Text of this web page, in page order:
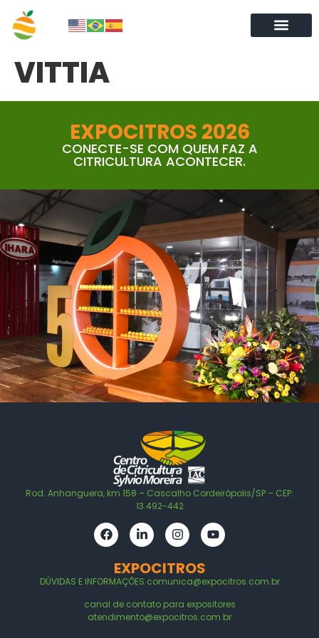
VITTIA
EXPOCITROS 2026
CONECTE-SE COM QUEM FAZ A
CITRICULTURA ACONTECER.
Rod. Anhanguera, km 158 – Cascalho Cordeirópolis/SP – CEP:
13.492-442
EXPOCITROS
DÚVIDAS E INFORMAÇÕES comunica@expocitros.com.br
canal de contato para expositores
atendimento@expocitros.com.br